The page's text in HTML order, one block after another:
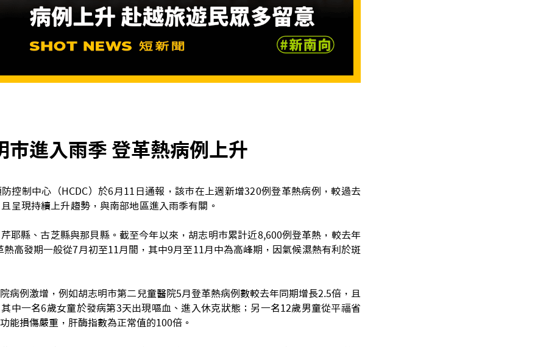
市進入雨季 登革熱病例上升
控制中心（HCDC）於6月11日通報，該市在上週新增320例登革熱病例，較過去
呈現持續上升趨勢，與南部地區進入雨季有關。
耶縣、古芝縣與那貝縣。截至今年以來，胡志明市累計近8,600例登革熱，較去年
熱高發期一般從7月初至11月間，其中9月至11月中為高峰期，因氣候濕熱有利於斑
病例激增，例如胡志明市第二兒童醫院5月登革熱病例數較去年同期增長2.5倍，且
中一名6歲女童於發病第3天出現嘔血、進入休克狀態；另一名12歲男童從平福省
能損傷嚴重，肝酶指數為正常值的100倍。